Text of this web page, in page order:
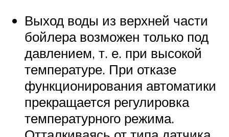
Выход воды из верхней части
бойлера возможен только под
давлением, т. е. при высокой
температуре. При отказе
функционирования автоматики
прекращается регулировка
температурного режима.